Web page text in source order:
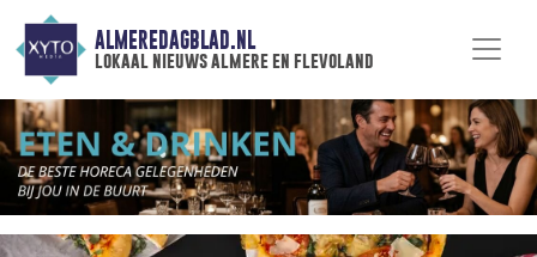
ALMEREDAGBLAD.NL
lokaal nieuws almere en flevoland